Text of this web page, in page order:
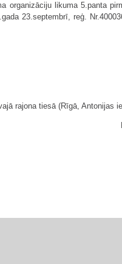
organizāciju likuma 5.panta
23.septembrī, reģ.
rajona tiesā (Rīgā, Antonijas